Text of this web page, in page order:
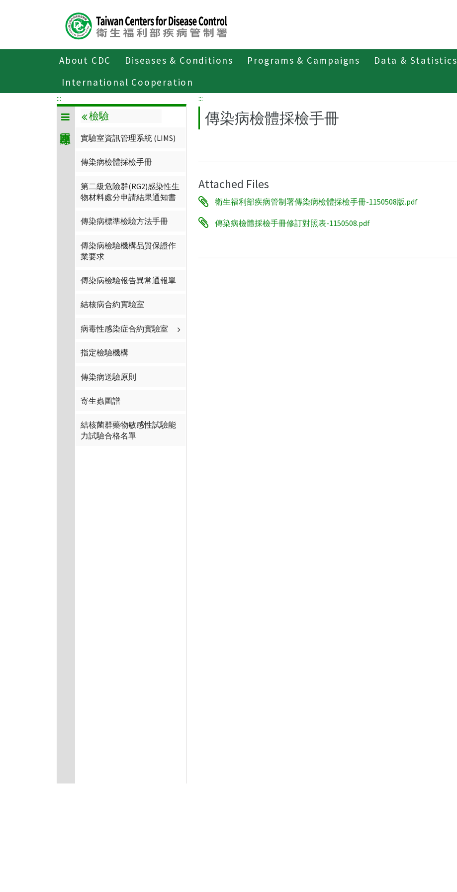
About CDC Diseases & Conditions Programs & Campaigns
Data & Statistics
International Cooperation
應用專區
:::
檢驗
實驗室資訊管理系統 (LIMS)
傳染病檢體採檢手冊
第二級危險群(RG2)感染性生
物材料處分申請結果通知書
傳染病標準檢驗方法手冊
傳染病檢驗機構品質保證作
業要求
傳染病檢驗報告異常通報單
結核病合約實驗室
病毒性感染症合約實驗室
指定檢驗機構
傳染病送驗原則
寄生蟲圖譜
結核菌群藥物敏感性試驗能
力試驗合格名單
:::
傳染病檢體採檢手冊
Attached Files
衛生福利部疾病管制署傳染病檢體採檢手冊-1150508版.pdf
傳染病檢體採檢手冊修訂對照表-1150508.pdf